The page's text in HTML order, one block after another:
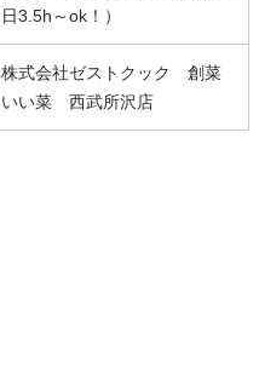
日3.5h～ok！）
株式会社ゼストクック 創菜
いい菜 西武所沢店